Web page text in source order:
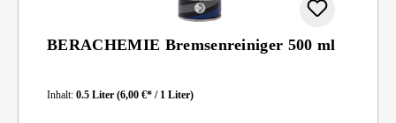
BERACHEMIE Bremsenreiniger 500 ml
Inhalt: 0.5 Liter (6,00 €* / 1 Liter)